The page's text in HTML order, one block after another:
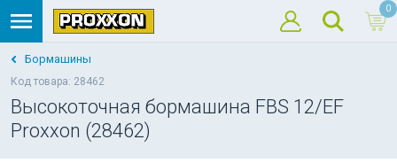
0
Бормашины
Код товара: 28462
Высокоточная бормашина FBS 12/ЕF
Proxxon (28462)